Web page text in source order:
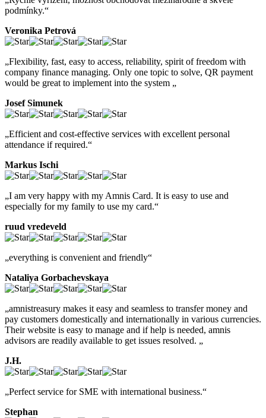
podmínky.“
Veronika Petrová
„Flexibility, fast, easy to access, reliability, spirit of freedom with
company finance managing. Only one topic to solve, QR payment
would be great to implement into the system „
Josef Simunek
„Efficient and cost-effective services with excellent personal
attendance if required.“
Markus Ischi
„I am very happy with my Amnis Card. It is easy to use and
especially for my family to use my card.“
ruud vredeveld
„everything is convenient and friendly“
Nataliya Gorbachevskaya
„amnistreasury makes it easy and seamless to transfer money and
pay customers domestically and internationally in various currencies.
Their website is easy to manage and if help is needed, amnis
advisors are readily available to get issues resolved. „
J.H.
„Perfect service for SME with international business.“
Stephan